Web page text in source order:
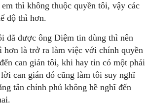
thì không thuộc quyền tôi, vậy các
độ thì hơn.
đã được ông Diệm tin dùng thì nên
hơn là trở ra làm việc với chính quyền
can gián tôi, khi hay tin có một phái
can gián đó cũng làm tôi suy nghĩ
tân chính phủ không hề nghĩ đến